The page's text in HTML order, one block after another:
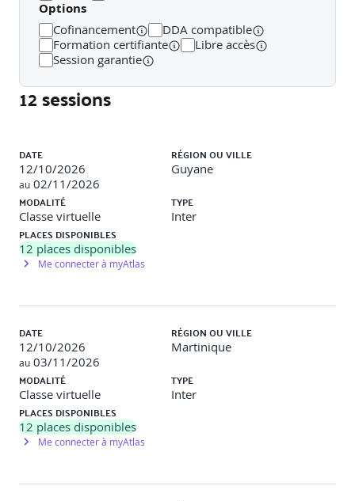
Définir les leviers d’attractivité de l’entreprise
Identifier les attentes de la nouvelle génération
Prendre en compte les enjeux RSE
Mettre en œuvre des programmes d'intégration et de
fidélisation efficaces
Options
Cofinancement
DDA compatible
Formation certifiante
Libre accès
Session garantie
12 sessions
DATE
12/10/2026
au 02/11/2026
RÉGION OU VILLE
Guyane
MODALITÉ
Classe virtuelle
TYPE
Inter
PLACES DISPONIBLES
12 places disponibles
Me connecter à myAtlas
DATE
12/10/2026
au 03/11/2026
RÉGION OU VILLE
Martinique
MODALITÉ
Classe virtuelle
TYPE
Inter
PLACES DISPONIBLES
12 places disponibles
Me connecter à myAtlas